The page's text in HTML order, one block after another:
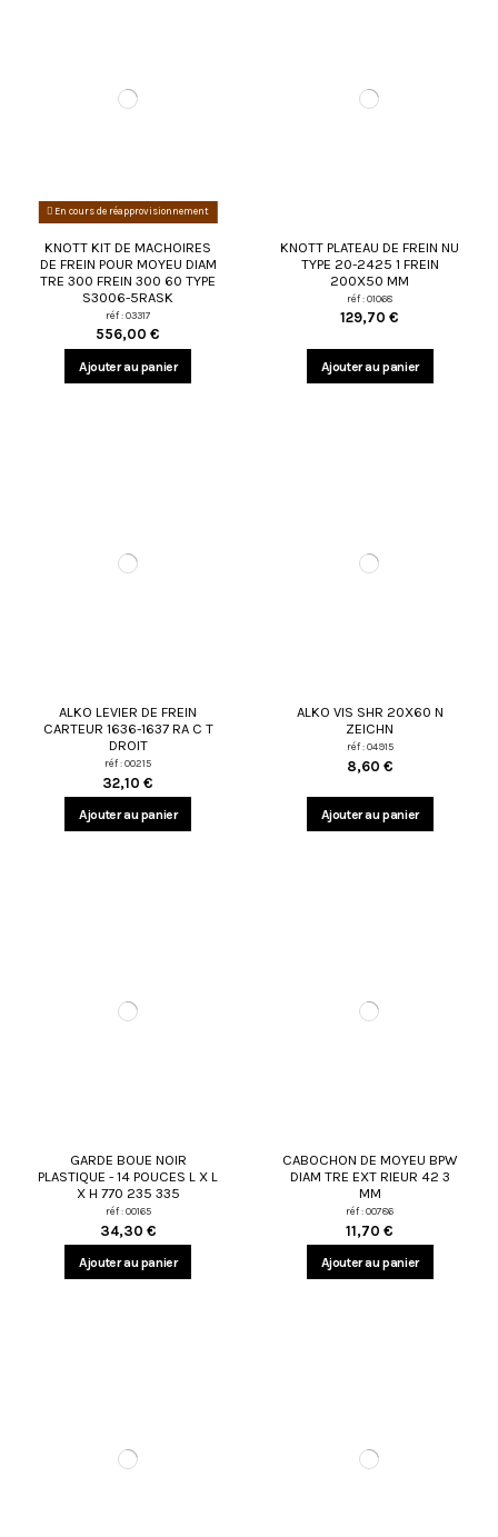
En cours de réapprovisionnement
KNOTT KIT DE MACHOIRES
DE FREIN POUR MOYEU DIAM
TRE 300 FREIN 300 60 TYPE
S3006-5RASK
réf : 03317
556,00 €
Ajouter au panier
KNOTT PLATEAU DE FREIN NU
TYPE 20-2425 1 FREIN
200X50 MM
réf : 01068
129,70 €
Ajouter au panier
ALKO LEVIER DE FREIN
CARTEUR 1636-1637 RA C T
DROIT
réf : 00215
32,10 €
Ajouter au panier
ALKO VIS SHR 20X60 N
ZEICHN
réf : 04915
8,60 €
Ajouter au panier
GARDE BOUE NOIR
PLASTIQUE - 14 POUCES L X L
X H 770 235 335
réf : 00165
34,30 €
Ajouter au panier
CABOCHON DE MOYEU BPW
DIAM TRE EXT RIEUR 42 3
MM
réf : 00786
11,70 €
Ajouter au panier